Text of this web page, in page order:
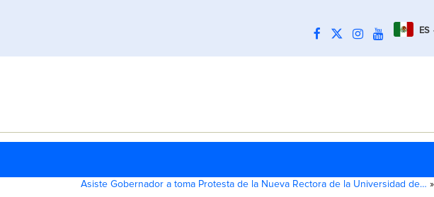
ES
Asiste Gobernador a toma Protesta de la Nueva Rectora de la Universidad de… »